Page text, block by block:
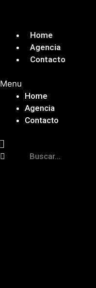
contenido
Home
Agencia
Contacto
Menu
Home
Agencia
Contacto